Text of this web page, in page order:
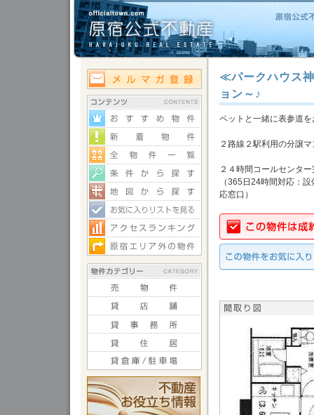
≪パークハウス
ョン～♪
ペットと一緒に表参道
２路線２駅利用の分譲
２４時間コールセンタ
（365日24時間対応：
応窓口）